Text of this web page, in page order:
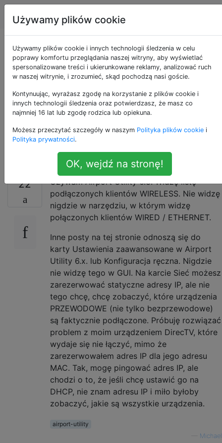
Apple Tagi
Jak zobaczyć
WSZYSTKIE
urządzenia (w tym
Ethernet) podłączone
do Airport Extreme?
22
Używam Airport Utility 6.3. Widzę listę
podłączonych klientów WIRELESS. Nie widzę
nigdzie w narzędziu, w którym widzę
połączonych klientów WIRED / ETHERNET.
Inne posty na tej stronie odnoszą się do
karty Ustawienia zaawansowane w Airport
Utility 6.x. lub Konfiguracja ręczna. Nigdzie
nie widzę tego w GUI. Na karcie Sieć możesz
zarezerwować statyczne adresy IP, ale nie
tego chcę, chcę zobaczyć, które urządzenia
PRZEWODOWE (nie tylko bezprzewodowe)
są faktycznie podłączone. Próbuję rozwiązać
problem z moim urządzeniem DirecTV, które
wydaje się nie łączyć, mimo że
zarezerwowałem adres IP dla jego adresu
MAC. Tak, mogę pingować adres IP, ale
chodzi o to, że jeśli chcę ustawić go na
DHCP, nie znam adresu IP i miło byłoby
zobaczyć, jakie są wszystkie urządzenia.
airport-utility
Michael
Używamy plików cookie
Używamy plików cookie i innych technologii śledzenia w celu
poprawy komfortu przeglądania naszej witryny, aby wyświetlać
spersonalizowane treści i ukierunkowane reklamy, analizować ruch
w naszej witrynie, i zrozumieć, skąd pochodzą nasi goście.
Kontynuując, wyrażasz zgodę na korzystanie z plików cookie i
innych technologii śledzenia oraz potwierdzasz, że masz co
najmniej 16 lat lub zgodę rodzica lub opiekuna.
Możesz przeczytać szczegóły w naszym Polityka plików cookie i
Polityka prywatności.
OK, wejdź na stronę!